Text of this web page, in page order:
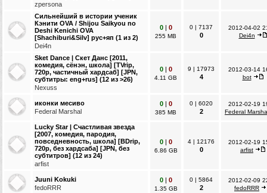
zpersona
Сильнейший в истории ученик
Кэнити OVA / Shijou Saikyou no
Deshi Kenichi OVA
[Shachiburi&Silv] рус+яп (1 из 2)
Dei4n
0| 0
255 MB
0 | 7137
0
2012-04-02
Dei4n
Sket Dance | Скет Данс [2011,
комедия, сёнэн, школа] [TVrip,
720p, частичный хардсаб] [JPN,
субтитры: eng+rus] (12 из >26)
Nexuss
0| 0
4.11 GB
9 | 17973
4
2012-03-14
bot
иконки месиво
Federal Marshal
0| 0
385 MB
0 | 6020
2
2012-02-19
Federal
Lucky Star | Счастливая звезда
[2007, комедия, пародия,
повседневность, школа] [BDrip,
720p, без хардсаба] [JPN, без
субтитров] (12 из 24)
arfist
0| 0
6.86 GB
4 | 12176
0
2012-02-19
arfist
Juuni Kokuki
fedoRRR
0| 0
1.35 GB
0 | 5864
2
2012-02-09
fedoRRR